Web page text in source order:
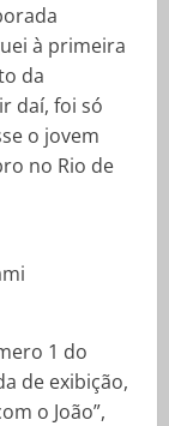
à primeira
da
daí, foi só
o jovem
no Rio de
1 do
de exibição,
o João”,